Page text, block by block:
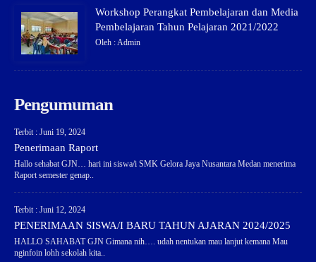
Workshop Perangkat Pembelajaran dan Media
Pembelajaran Tahun Pelajaran 2021/2022
Oleh : Admin
Pengumuman
Terbit : Juni 19, 2024
Penerimaan Raport
Hallo sehabat GJN… hari ini siswa/i SMK Gelora Jaya Nusantara Medan menerima
Raport semester genap..
Terbit : Juni 12, 2024
PENERIMAAN SISWA/I BARU TAHUN AJARAN 2024/2025
HALLO SAHABAT GJN Gimana nih…. udah nentukan mau lanjut kemana Mau
nginfoin lohh sekolah kita..